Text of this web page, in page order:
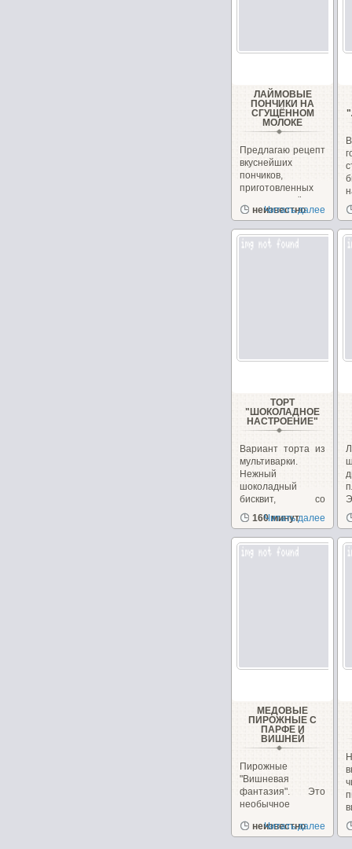
ЛАЙМОВЫЕ
ПОНЧИКИ НА
СГУЩЁННОМ
МОЛОКЕ
Предлагаю рецепт
вкуснейших
пончиков,
приготовленных
на сгущённом
молоке с
неизвестно
Читать далее
ТОРТ
"ШОКОЛАДНОЕ
НАСТРОЕНИЕ"
Вариант торта из
мультиварки.
Нежный
шоколадный
бисквит, со
сметанным
кремом...
160 минут
Читать далее
МЕДОВЫЕ
ПИРОЖНЫЕ С
ПАРФЕ И
ВИШНЕЙ
Пирожные
"Вишневая
фантазия". Это
необычное
сочетает в себе,...
неизвестно
Читать далее